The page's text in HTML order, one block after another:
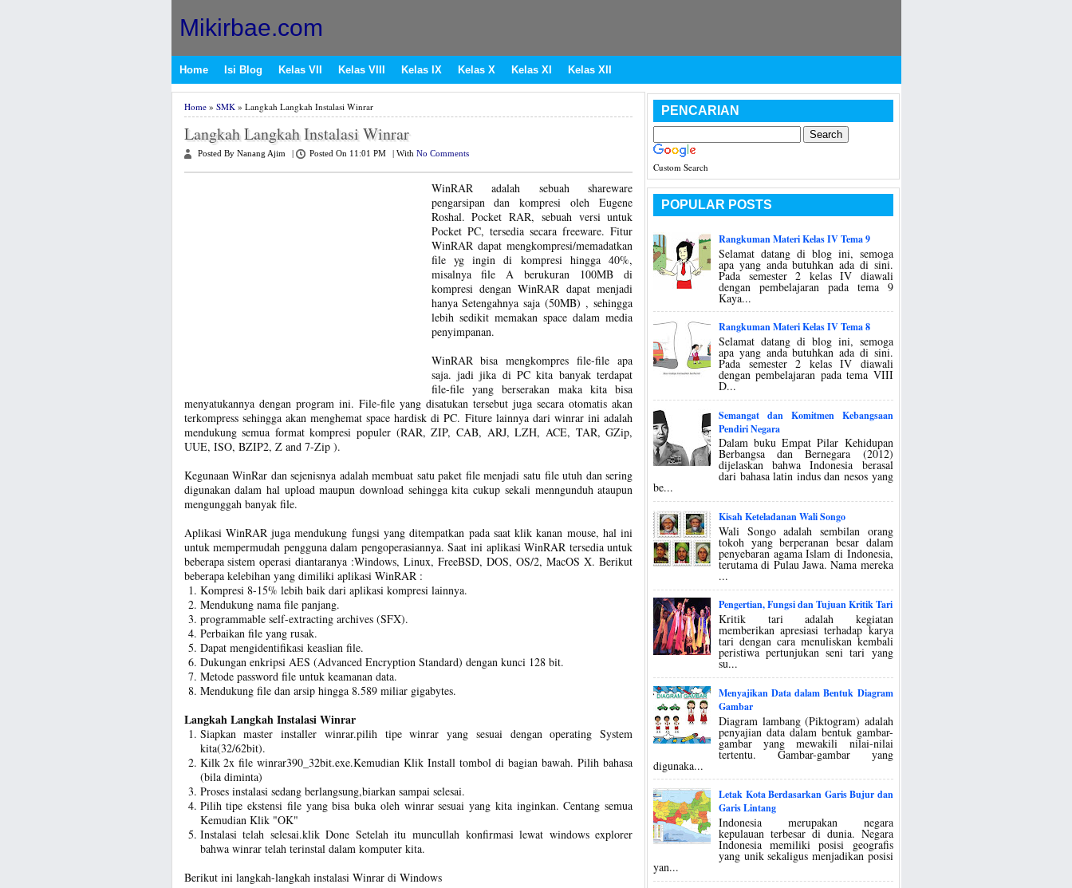
Mikirbae.com
Home Isi Blog Kelas VII Kelas VIII Kelas IX Kelas X Kelas XI Kelas XII
Home» SMK» Langkah Langkah Instalasi Winrar
Langkah Langkah Instalasi Winrar
Posted By Nanang Ajim Posted On 11:01 PM With No Comments
WinRAR adalah sebuah shareware
pengarsipan dan kompresi oleh Eugene
Roshal. Pocket RAR, sebuah versi untuk
Pocket PC, tersedia secara freeware. Fitur
WinRAR dapat mengkompresi/memadatkan
file yg ingin di kompresi hingga 40%,
misalnya file A berukuran 100MB di
kompresi dengan WinRAR dapat menjadi
hanya Setengahnya saja (50MB) , sehingga
lebih sedikit memakan space dalam media
penyimpanan.
WinRAR bisa mengkompres file-file apa
saja. jadi jika di PC kita banyak terdapat
file-file yang berserakan maka kita bisa
menyatukannya dengan program ini. File-file yang disatukan tersebut juga secara otomatis akan
terkompress sehingga akan menghemat space hardisk di PC. Fiture lainnya dari winrar ini adalah
mendukung semua format kompresi populer (RAR, ZIP, CAB, ARJ, LZH, ACE, TAR, GZip,
UUE, ISO, BZIP2, Z and 7-Zip ).
Kegunaan WinRar dan sejenisnya adalah membuat satu paket file menjadi satu file utuh dan sering
digunakan dalam hal upload maupun download sehingga kita cukup sekali menngunduh ataupun
mengunggah banyak file.
Aplikasi WinRAR juga mendukung fungsi yang ditempatkan pada saat klik kanan mouse, hal ini
untuk mempermudah pengguna dalam pengoperasiannya. Saat ini aplikasi WinRAR tersedia untuk
beberapa sistem operasi diantaranya :Windows, Linux, FreeBSD, DOS, OS/2, MacOS X. Berikut
beberapa kelebihan yang dimiliki aplikasi WinRAR :
Kompresi 8-15% lebih baik dari aplikasi kompresi lainnya.
Mendukung nama file panjang.
programmable self-extracting archives (SFX).
Perbaikan file yang rusak.
Dapat mengidentifikasi keaslian file.
Dukungan enkripsi AES (Advanced Encryption Standard) dengan kunci 128 bit.
Metode password file untuk keamanan data.
Mendukung file dan arsip hingga 8.589 miliar gigabytes.
Langkah Langkah Instalasi Winrar
Siapkan master installer winrar.pilih tipe winrar yang sesuai dengan operating System
kita(32/62bit).
Kilk 2x file winrar390_32bit.exe.Kemudian Klik Install tombol di bagian bawah. Pilih bahasa
(bila diminta)
Proses instalasi sedang berlangsung,biarkan sampai selesai.
Pilih tipe ekstensi file yang bisa buka oleh winrar sesuai yang kita inginkan. Centang semua
Kemudian Klik "OK"
Instalasi telah selesai.klik Done Setelah itu muncullah konfirmasi lewat windows explorer
bahwa winrar telah terinstal dalam komputer kita.
Berikut ini langkah-langkah instalasi Winrar di Windows
PENCARIAN
Custom Search
POPULAR POSTS
Rangkuman Materi Kelas IV Tema 9
Selamat datang di blog ini, semoga
apa yang anda butuhkan ada di sini.
Pada semester 2 kelas IV diawali
dengan pembelajaran pada tema 9
Kaya...
Rangkuman Materi Kelas IV Tema 8
Selamat datang di blog ini, semoga
apa yang anda butuhkan ada di sini.
Pada semester 2 kelas IV diawali
dengan pembelajaran pada tema VIII
D...
Semangat dan Komitmen Kebangsaan
Pendiri Negara
Dalam buku Empat Pilar Kehidupan
Berbangsa dan Bernegara (2012)
dijelaskan bahwa Indonesia berasal
dari bahasa latin indus dan nesos yang
be...
Kisah Keteladanan Wali Songo
Wali Songo adalah sembilan orang
tokoh yang berperanan besar dalam
penyebaran agama Islam di Indonesia,
terutama di Pulau Jawa. Nama mereka
...
Pengertian, Fungsi dan Tujuan Kritik Tari
Kritik tari adalah kegiatan
memberikan apresiasi terhadap karya
tari dengan cara menuliskan kembali
peristiwa pertunjukan seni tari yang
su...
Menyajikan Data dalam Bentuk Diagram
Gambar
Diagram lambang (Piktogram) adalah
penyajian data dalam bentuk gambar-
gambar yang mewakili nilai-nilai
tertentu. Gambar-gambar yang
digunaka...
Letak Kota Berdasarkan Garis Bujur dan
Garis Lintang
Indonesia merupakan negara
kepulauan terbesar di dunia. Negara
Indonesia memiliki posisi geografis
yang unik sekaligus menjadikan posisi
yan...